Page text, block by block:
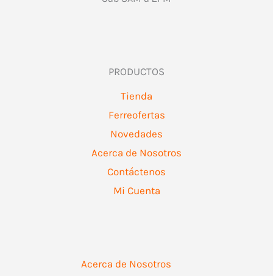
PRODUCTOS
Tienda
Ferreofertas
Novedades
Acerca de Nosotros
Contáctenos
Mi Cuenta
Acerca de Nosotros